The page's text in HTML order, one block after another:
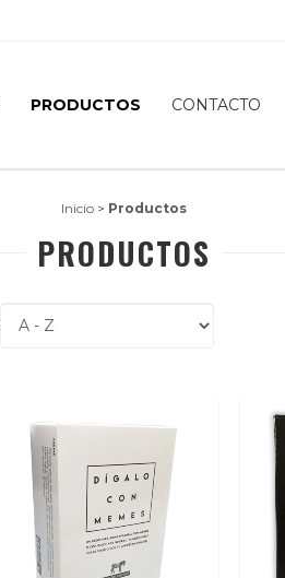
PRODUCTOS CONTACTO
Inicio > Productos
PRODUCTOS